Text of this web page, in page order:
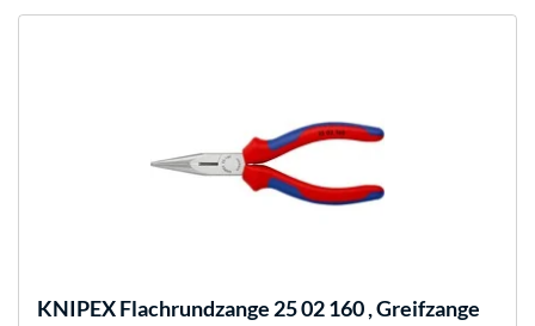
KNIPEXFlachrundzange 25 02 160 , Greifzange